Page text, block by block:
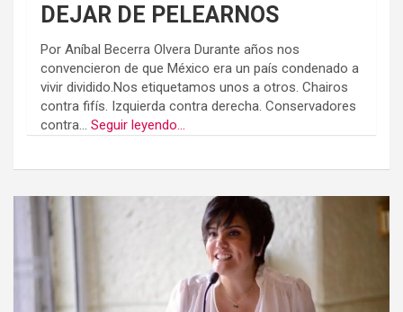
DEJAR DE PELEARNOS
Por Aníbal Becerra Olvera Durante años nos
convencieron de que México era un país condenado a
vivir dividido.Nos etiquetamos unos a otros. Chairos
contra fifís. Izquierda contra derecha. Conservadores
contra... Seguir leyendo...